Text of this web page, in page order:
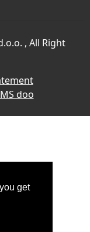
get
, All Right
doo